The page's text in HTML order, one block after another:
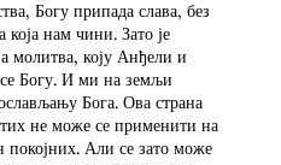
Богу припада слава, без
која нам чини. Зато је
молитва, коју Анђели и
Богу. И ми на земљи
Бога. Ова страна
не може се применити на
Али се зато може